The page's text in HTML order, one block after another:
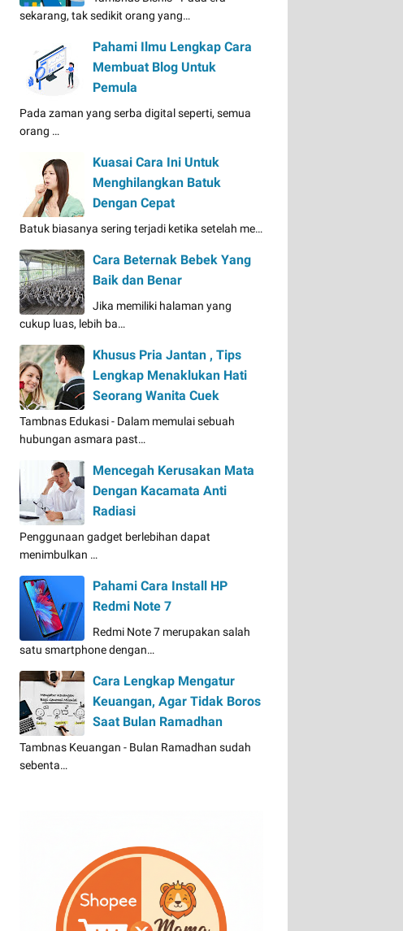
sekarang, tak sedikit orang yang…
Pahami Ilmu Lengkap Cara
Membuat Blog Untuk
Pemula
Pada zaman yang serba digital seperti, semua
orang …
Kuasai Cara Ini Untuk
Menghilangkan Batuk
Dengan Cepat
Batuk biasanya sering terjadi ketika setelah me…
Cara Beternak Bebek Yang
Baik dan Benar
Jika memiliki halaman yang
cukup luas, lebih ba…
Khusus Pria Jantan , Tips
Lengkap Menaklukan Hati
Seorang Wanita Cuek
Tambnas Edukasi - Dalam memulai sebuah
hubungan asmara past…
Mencegah Kerusakan Mata
Dengan Kacamata Anti
Radiasi
Penggunaan gadget berlebihan dapat
menimbulkan …
Pahami Cara Install HP
Redmi Note 7
Redmi Note 7 merupakan salah
satu smartphone dengan…
Cara Lengkap Mengatur
Keuangan, Agar Tidak Boros
Saat Bulan Ramadhan
Tambnas Keuangan - Bulan Ramadhan sudah
sebenta…